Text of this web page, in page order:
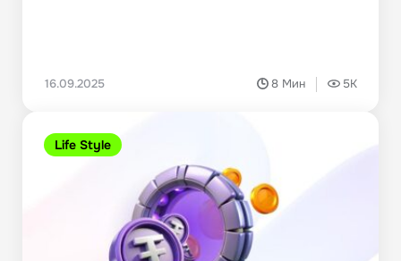
16.09.2025 8 Мин 5K
Life Style